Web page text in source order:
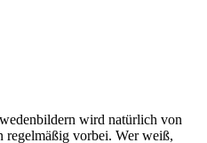
wird natürlich von
regelmäßig vorbei. Wer weiß,